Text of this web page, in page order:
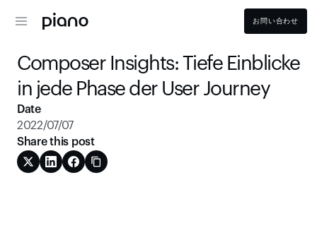
お問い合わせ
Composer Insights: Tiefe Einblicke
in jede Phase der User Journey
Date
2022/07/07
Share this post